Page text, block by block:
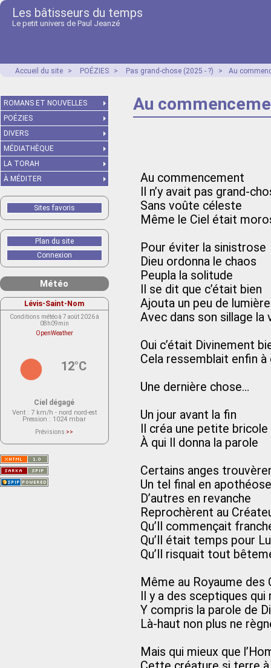
Les bâtisseurs du temps
Le petit univers de Paul Jeanzé
Accueil du site > POÉZIES > Pas grand-chose (2025 - ?) > Au
Au
Au commencement
Il n’y avait pas grand-
Sans voûte céleste
Même le Ciel était
Pour éviter la sinistrose
Dieu ordonna le chaos
Peupla la solitude
Il se dit que c’était bien
Ajouta un peu de lumière
Avec dans son sillage la
Oui c’était Divinement
Cela ressemblait enfin à
Une dernière chose…
Un jour avant la fin
Il créa une petite bricole
À qui Il donna la parole
Certains anges
Un tel final en apothéose
D’autres en revanche
Reprochèrent au
Qu’Il commençait
Qu’Il était temps pour
Qu’Il risquait tout
Même au Royaume des
Il y a des sceptiques
Y compris la parole de
Là-haut non plus ne
Mais qui mieux que
ROMANS ET NOUVELLES
POÉZIES
DIVERS
MÉDIATHÈQUE
LA TORAH
À MÉDITER
Sites favoris
Plan du site
Connexion
Météo
Lévis-Saint-Nom
Conditions météo à 7 août 2026 à
08h09min
OpenWeather
12°C
Ciel dégagé
Vent : 7 km/h - nord nord-est
Pression : 1024 mbar
Prévisions >>
actuellement aucune prévision
Saint-Nom.
Veuillez consulter le message du
service ci-dessous.
(401 - Invalid API key. Please see
https://openweathermap.org/faq#error401